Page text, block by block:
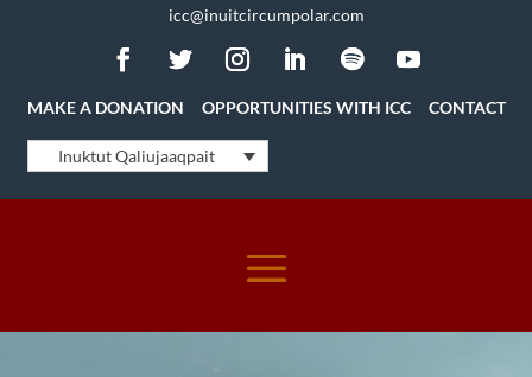
icc@inuitcircumpolar.com
MAKE A DONATION OPPORTUNITIES WITH ICC CONTACT
Inuktut Qaliujaaqpait